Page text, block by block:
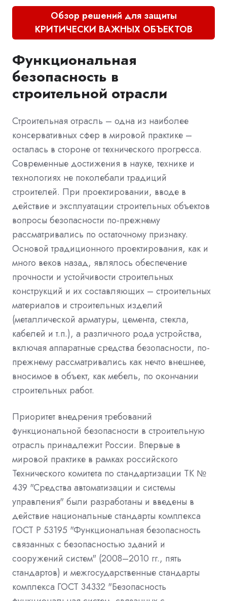
Обзор решений для защиты
КРИТИЧЕСКИ ВАЖНЫХ ОБЪЕКТОВ
Функциональная
безопасность в
строительной отрасли
Строительная отрасль – одна из наиболее
консервативных сфер в мировой практике –
осталась в стороне от технического прогресса.
Современные достижения в науке, технике и
технологиях не поколебали традиций
строителей. При проектировании, вводе в
действие и эксплуатации строительных объектов
вопросы безопасности по-прежнему
рассматривались по остаточному признаку.
Основой традиционного проектирования, как и
много веков назад, являлось обеспечение
прочности и устойчивости строительных
конструкций и их составляющих – строительных
материалов и строительных изделий
(металлической арматуры, цемента, стекла,
кабелей и т.п.), а различного рода устройства,
включая аппаратные средства безопасности, по-
прежнему рассматривались как нечто внешнее,
вносимое в объект, как мебель, по окончании
строительных работ.
Приоритет внедрения требований
функциональной безопасности в строительную
отрасль принадлежит России. Впервые в
мировой практике в рамках российского
Технического комитета по стандартизации ТК №
439 "Средства автоматизации и системы
управления" были разработаны и введены в
действие национальные стандарты комплекса
ГОСТ Р 53195 "Функциональная безопасность
связанных с безопасностью зданий и
сооружений систем" (2008–2010 гг., пять
стандартов) и межгосударственные стандарты
комплекса ГОСТ 34332 "Безопасность